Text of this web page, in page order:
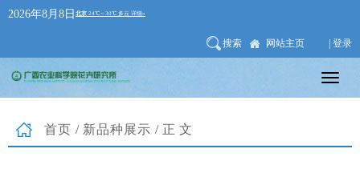
2026年8月8日
搜索 网站主页 | 登录
首页 / 新品种展示 /正文